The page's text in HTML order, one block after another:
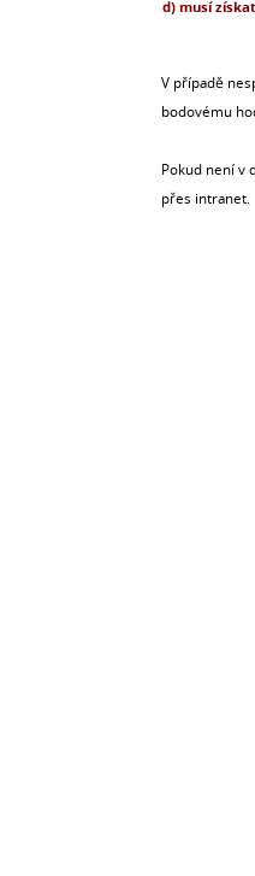
d) musí
V případě
bodovému
Pokud není v
přes intranet.